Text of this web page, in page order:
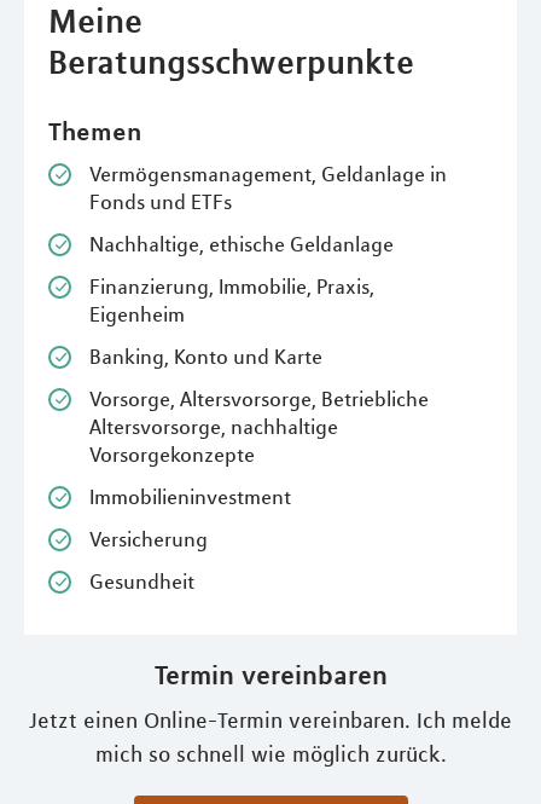
Meine
Beratungsschwerpunkte
Themen
Vermögensmanagement, Geldanlage in
Fonds und ETFs
Nachhaltige, ethische Geldanlage
Finanzierung, Immobilie, Praxis,
Eigenheim
Banking, Konto und Karte
Vorsorge, Altersvorsorge, Betriebliche
Altersvorsorge, nachhaltige
Vorsorgekonzepte
Immobilieninvestment
Versicherung
Gesundheit
Termin vereinbaren
Jetzt einen Online-Termin vereinbaren. Ich melde
mich so schnell wie möglich zurück.